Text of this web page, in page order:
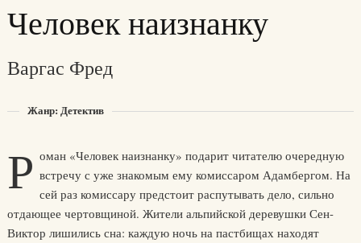
Человек наизнанку
Варгас Фред
Жанр: Детектив
Р оман «Человек наизнанку» подарит читателю очередную
встречу с уже знакомым ему комиссаром Адамбергом. На
сей раз комиссару предстоит распутывать дело, сильно
отдающее чертовщиной. Жители альпийской деревушки Сен-
Виктор лишились сна: каждую ночь на пастбищах находят